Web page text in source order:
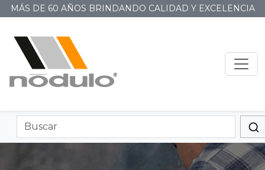
MÁS DE 60 AÑOS BRINDANDO CALIDAD Y EXCELENCIA